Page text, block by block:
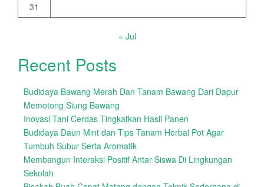
31
« Jul
Recent Posts
Budidaya Bawang Merah Dan Tanam Bawang Dari Dapur
Memotong Siung Bawang
Inovasi Tani Cerdas Tingkatkan Hasil Panen
Budidaya Daun Mint dan Tips Tanam Herbal Pot Agar
Tumbuh Subur Serta Aromatik
Membangun Interaksi Positif Antar Siswa Di Lingkungan
Sekolah